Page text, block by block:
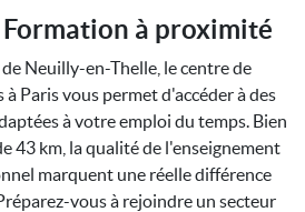
à proximité
Neuilly-en-Thelle, le centre de
Paris vous permet d'accéder à des
à votre emploi du temps. Bien
43 km, la qualité de l'enseignement
marquent une réelle différence
vous à rejoindre un secteur